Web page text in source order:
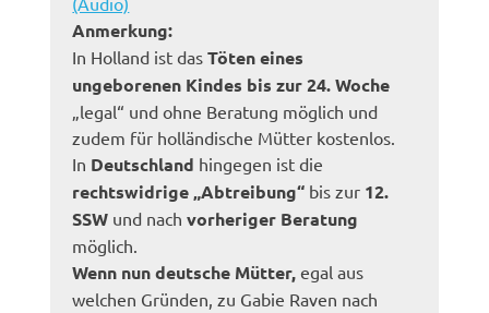
Anmerkung:
In Holland ist dasTöten eines
ungeborenen Kindes bis zur 24. Woche
„legal“ und ohne Beratung möglich und
zudem für holländische Mütter kostenlos.
In Deutschland hingegen ist die
rechtswidrige „Abtreibung“ bis zur 12.
SSW und nachvorheriger Beratung
möglich.
Wenn nun deutsche Mütter, egal aus
welchen Gründen, zu Gabie Raven nach